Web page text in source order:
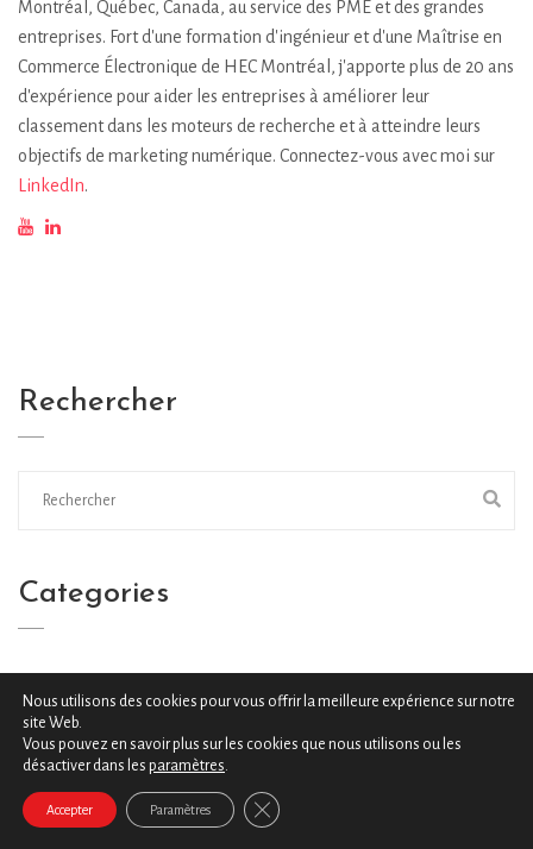
Montréal, Québec, Canada, au service des PME et des grandes
entreprises. Fort d'une formation d'ingénieur et d'une Maîtrise en
Commerce Électronique de HEC Montréal, j'apporte plus de 20 ans
d'expérience pour aider les entreprises à améliorer leur
classement dans les moteurs de recherche et à atteindre leurs
objectifs de marketing numérique. Connectez-vous avec moi sur
LinkedIn.
Rechercher
Categories
Informations SEO (16)
Semantic SEO
Nous utilisons des cookies pour vous offrir la meilleure expérience sur notre
site Web.
Vous pouvez en savoir plus sur les cookies que nous utilisons ou les
désactiver dans les paramètres.
Accepter Paramètres Close GDPR Cookie Banner